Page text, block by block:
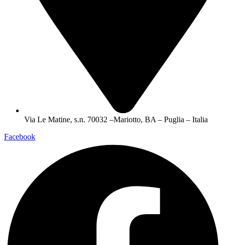
Via Le Matine, s.n. 70032 –Mariotto, BA – Puglia – Italia
Facebook